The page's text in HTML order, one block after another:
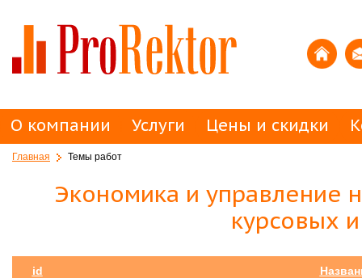
О компании Услуги Цены и скидки
Главная Темы работ
Экономика и управление
курсовых
id